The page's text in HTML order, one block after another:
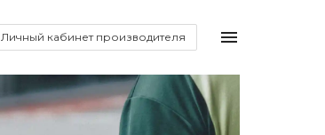
Личный кабинет производителя